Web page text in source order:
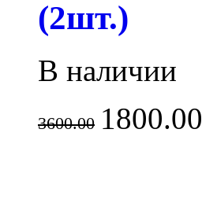
(2шт.)
В наличии
3600.00 1800.00